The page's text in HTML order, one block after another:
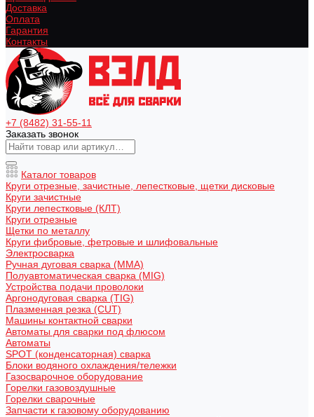
Доставка
Оплата
Гарантия
Контакты
+7 (8482) 31-55-11
Заказать звонок
Каталог товаров
Круги отрезные, зачистные, лепестковые, щетки дисковые
Круги зачистные
Круги лепестковые (КЛТ)
Круги отрезные
Щетки по металлу
Круги фибровые, фетровые и шлифовальные
Электросварка
Ручная дуговая сварка (MMA)
Полуавтоматическая сварка (MIG)
Устройства подачи проволоки
Аргонодуговая сварка (TIG)
Плазменная резка (CUT)
Машины контактной сварки
Автоматы для сварки под флюсом
Автоматы
SPOT (конденсаторная) сварка
Блоки водяного охлаждения/тележки
Газосварочное оборудование
Горелки газовоздушные
Горелки сварочные
Запчасти к газовому оборудованию